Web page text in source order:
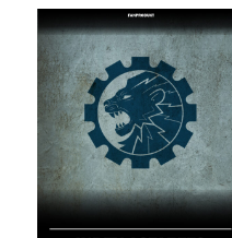
IndexAstartes
– Lions
Rampant